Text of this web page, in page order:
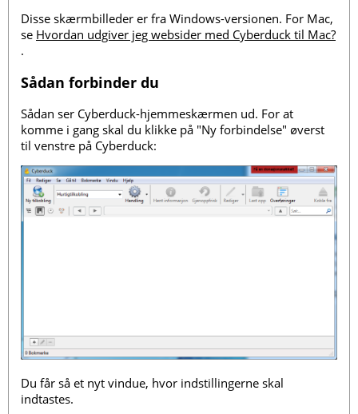
Disse skærmbilleder er fra Windows-versionen. For Mac,
se Hvordan udgiver jeg websider med Cyberduck til Mac?
.
Sådan forbinder du
Sådan ser Cyberduck-hjemmeskærmen ud. For at
komme i gang skal du klikke på "Ny forbindelse" øverst
til venstre på Cyberduck:
Du får så et nyt vindue, hvor indstillingerne skal
indtastes.